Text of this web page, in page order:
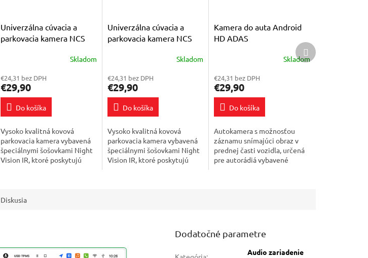
Univerzálna cúvacia a
parkovacia kamera NCS
Fisheye Night VisionSkladom
€24,31 bez DPH
€29,90
Do košíka
Vysoko kvalitná kovová
parkovacia kamera vybavená
špeciálnymi šošovkami Night
Vision IR, ktoré poskytujú
Univerzálna cúvacia a
parkovacia kamera NCS
Fisheye Night Vision
produktu
je
4,5
5
hviezdičiek.
Skladom
€24,31 bez DPH
€29,90
Do košíka
Vysoko kvalitná kovová
parkovacia kamera vybavená
špeciálnymi šošovkami Night
Vision IR, ktoré poskytujú
Kamera do auta Android
HD ADAS
produktu
je
4,0
5
hviezdičiek.
Skladom
€24,31 bez DPH
€29,90
Do košíka
Autokamera s možnosťou
záznamu snímajúci obraz v
prednej časti vozidla, určená
pre autorádiá vybavené
Ďalší
produkt
Diskusia
Dodatočné parametre
Audio zariadenie